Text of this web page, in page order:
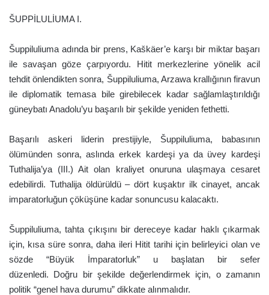
ŠUPPİLULİUMA I.
Šuppiluliuma adında bir prens, Kaškäer’e karşı bir miktar başarı
ile savaşan göze çarpıyordu. Hitit merkezlerine yönelik acil
tehdit önlendikten sonra, Šuppiluliuma, Arzawa krallığının firavun
ile diplomatik temasa bile girebilecek kadar sağlamlaştırıldığı
güneybatı Anadolu’yu başarılı bir şekilde yeniden fethetti.
Başarılı askeri liderin prestijiyle, Šuppiluliuma, babasının
ölümünden sonra, aslında erkek kardeşi ya da üvey kardeşi
Tuthalija’ya (III.) Ait olan kraliyet onuruna ulaşmaya cesaret
edebilirdi. Tuthalija öldürüldü – dört kuşaktır ilk cinayet, ancak
imparatorluğun çöküşüne kadar sonuncusu kalacaktı.
Šuppiluliuma, tahta çıkışını bir dereceye kadar haklı çıkarmak
için, kısa süre sonra, daha ileri Hitit tarihi için belirleyici olan ve
sözde “Büyük İmparatorluk” u başlatan bir sefer
düzenledi. Doğru bir şekilde değerlendirmek için, o zamanın
politik “genel hava durumu” dikkate alınmalıdır.